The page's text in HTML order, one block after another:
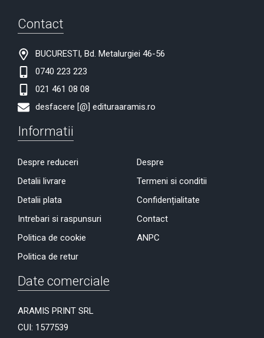
Contact
BUCURESTI, Bd. Metalurgiei 46-56
0740 223 223
021 461 08 08
desfacere [@] edituraaramis.ro
Informatii
Despre reduceri
Detalii livrare
Detalii plata
Intrebari si raspunsuri
Politica de cookie
Politica de retur
Despre
Termeni si conditii
Confidențialitate
Contact
ANPC
Date comerciale
ARAMIS PRINT SRL
CUI: 1577539